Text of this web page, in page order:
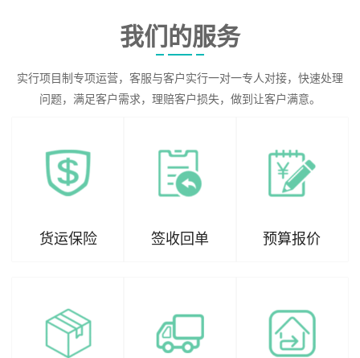
我们的服务
实行项目制专项运营，客服与客户实行一对一专人对接，快速处理
问题，满足客户需求，理赔客户损失，做到让客户满意。
货运保险 签收回单 预算报价